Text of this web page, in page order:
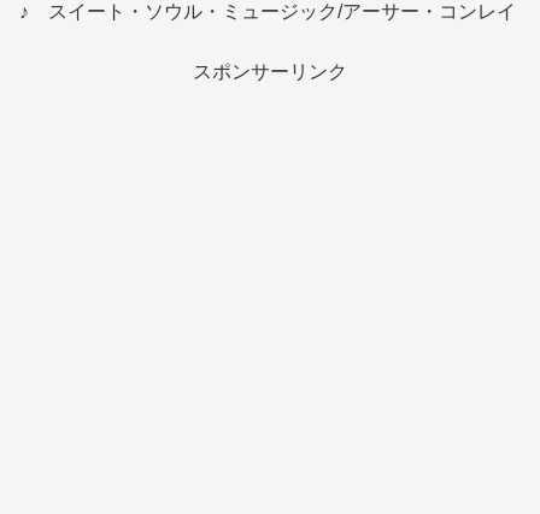
♪ スイート・ソウル・ミュージック/アーサー・コンレイ
スポンサーリンク